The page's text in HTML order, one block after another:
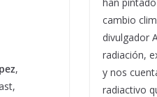
,
cambio
divulgador
radiación,
y nos
radiactivo